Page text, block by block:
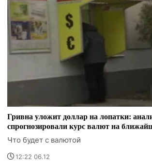
Гривна уложит доллар на лопатки:
спрогнозировали курс валют на
Что будет с валютой
12:22 06.12